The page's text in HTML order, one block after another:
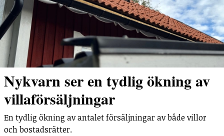
Nykvarn ser en tydlig ökning av
villaförsäljningar
En tydlig ökning av antalet försäljningar av både villor
och bostadsrätter.